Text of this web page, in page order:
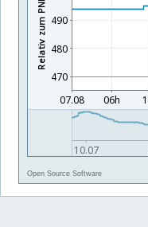
Open Source Software